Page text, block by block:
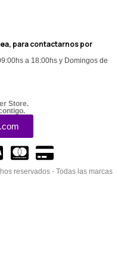
para contactarnos por
a 18:00hs y Domingos de
Store.
reservados - Todas las marcas